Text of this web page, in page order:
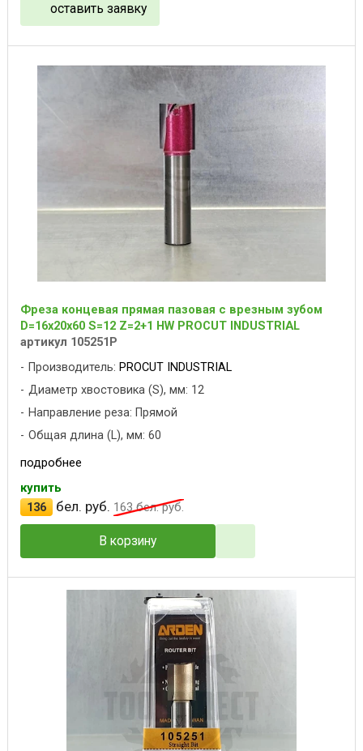
оставить заявку
Фреза концевая прямая пазовая с врезным зубом
D=16x20x60 S=12 Z=2+1 HW PROCUT INDUSTRIAL
артикул 105251P
Производитель: PROCUT INDUSTRIAL
Диаметр хвостовика (S), мм: 12
Направление реза: Прямой
Общая длина (L), мм: 60
подробнее
купить
136
бел. руб. 163бел. руб.
В корзину